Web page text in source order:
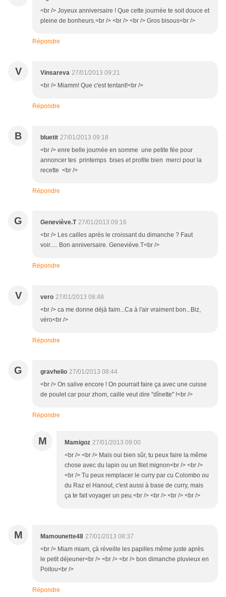
<br /> Joyeux anniversaire ! Que cette journée te soit douce et
pleine de bonheurs.<br /> <br /> <br /> Gros bisous<br />
Répondre
V Vinsareva 27/01/2013 09:21
<br /> Miamm! Que c'est tentant!<br />
Répondre
B bluetit 27/01/2013 09:18
<br /> enre belle journée en somme une petite fée pour
annoncer tes printemps bises et profite bien merci pour la
recette <br />
Répondre
G Geneviève.T 27/01/2013 09:16
<br /> Les cailles après le croissant du dimanche ? Faut
voir..... Bon anniversaire. Geneviève.T<br />
Répondre
V vero 27/01/2013 08:48
<br /> ca me donne déjà faim...Ca à l'air vraiment bon...Biz,
véro<br />
Répondre
G gravhelio 27/01/2013 08:44
<br /> On salive encore ! On pourrait faire ça avec une cuisse
de poulet car pour zhom, caille veut dire "dînette" !<br />
Répondre
M Mamigoz 27/01/2013 09:00
<br /> <br /> Mais oui bien sûr, tu peux faire la même
chose avec du lapin ou un filet mignon<br /> <br />
<br /> Tu peux remplacer le curry par cu Colombo ou
du Raz el Hanout, c'est aussi à base de curry, mais
ça te fait voyager un peu.<br /> <br /> <br /> <br />
M Mamounette48 27/01/2013 08:37
<br /> Miam miam, çà réveille les papilles même juste après
le petit déjeuner<br /> <br /> <br /> bon dimanche pluvieux en
Poitou<br />
Répondre